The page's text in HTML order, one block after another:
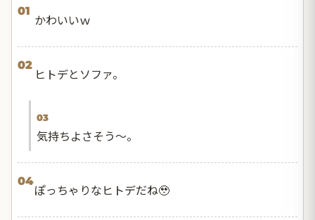
01
かわいいｗ
02
ヒトデとソファ。
03
気持ちよさそう〜。
04
ぽっちゃりなヒトデだね🥹